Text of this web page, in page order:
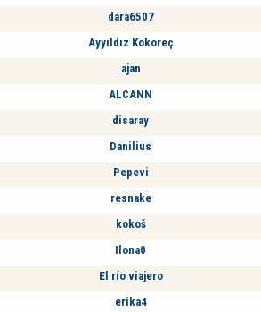
dara6507
Ayyıldız Kokoreç
ajan
ALCANN
disaray
Danilius
Pepevi
resnake
kokoš
Ilona0
El río viajero
erika4